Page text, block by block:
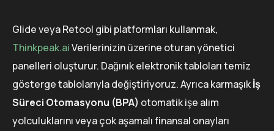
Glide veya Retool gibi platformları kullanmak,
Thinkpeak.aiVerilerinizin üzerine oturan yönetici
panelleri oluşturur. Dağınık elektronik tabloları temiz
gösterge tablolarıyla değiştiriyoruz. Ayrıca karmaşıkİş
Süreci Otomasyonu (BPA) otomatik işe alım
yolculuklarını veya çok aşamalı finansal onayları